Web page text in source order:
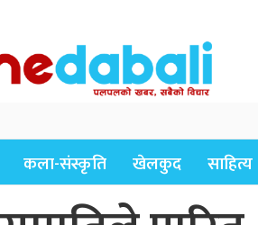
कला-संस्कृति खेलकुद साहित्य